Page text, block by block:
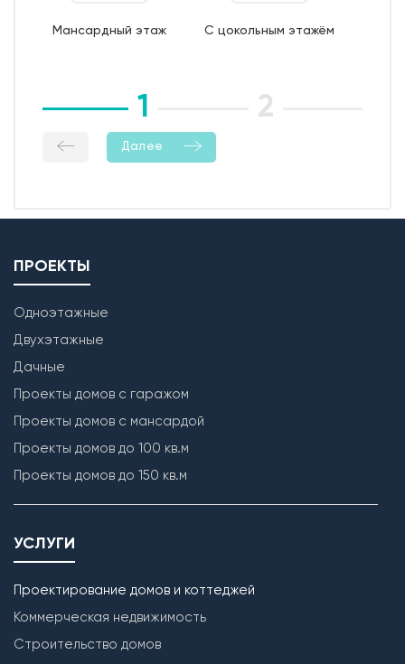
Мансардный этаж С цокольным этажём
1 2
Далее
ПРОЕКТЫ
Одноэтажные
Двухэтажные
Дачные
Проекты домов с гаражом
Проекты домов с мансардой
Проекты домов до 100 кв.м
Проекты домов до 150 кв.м
УСЛУГИ
Проектирование домов и коттеджей
Коммерческая недвижимость
Строительство домов